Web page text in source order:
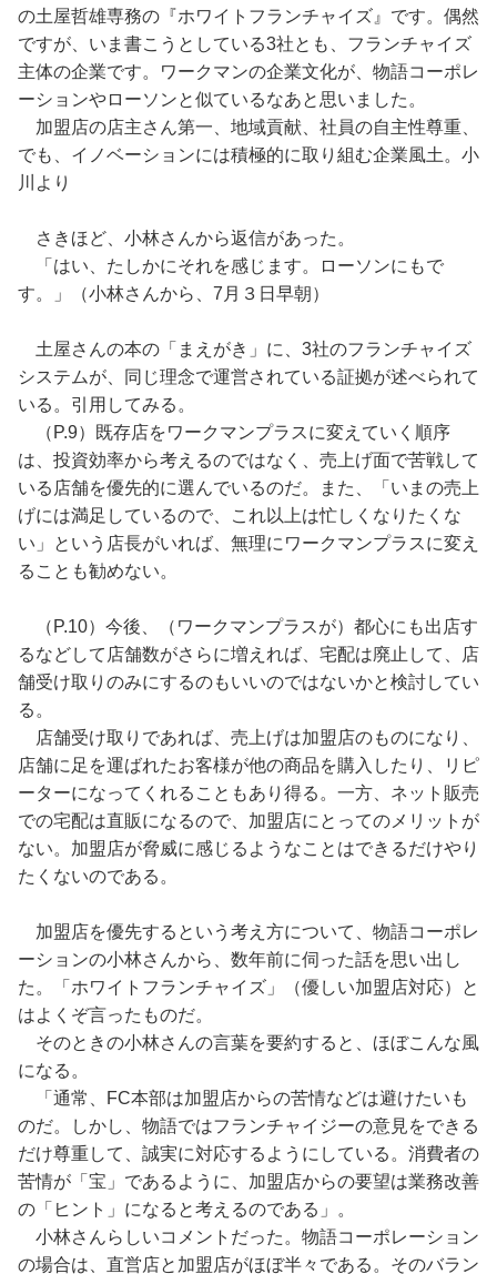
の土屋哲雄専務の『ホワイトフランチャイズ』です。偶然
ですが、いま書こうとしている3社とも、フランチャイズ
主体の企業です。ワークマンの企業文化が、物語コーポレ
ーションやローソンと似ているなあと思いました。
加盟店の店主さん第一、地域貢献、社員の自主性尊重、
でも、イノベーションには積極的に取り組む企業風土。小
川より
さきほど、小林さんから返信があった。
「はい、たしかにそれを感じます。ローソンにもで
す。」（小林さんから、7月３日早朝）
土屋さんの本の「まえがき」に、3社のフランチャイズ
システムが、同じ理念で運営されている証拠が述べられて
いる。引用してみる。
（P.9）既存店をワークマンプラスに変えていく順序
は、投資効率から考えるのではなく、売上げ面で苦戦して
いる店舗を優先的に選んでいるのだ。また、「いまの売上
げには満足しているので、これ以上は忙しくなりたくな
い」という店長がいれば、無理にワークマンプラスに変え
ることも勧めない。
（P.10）今後、（ワークマンプラスが）都心にも出店す
るなどして店舗数がさらに増えれば、宅配は廃止して、店
舗受け取りのみにするのもいいのではないかと検討してい
る。
店舗受け取りであれば、売上げは加盟店のものになり、
店舗に足を運ばれたお客様が他の商品を購入したり、リピ
ーターになってくれることもあり得る。一方、ネット販売
での宅配は直販になるので、加盟店にとってのメリットが
ない。加盟店が脅威に感じるようなことはできるだけやり
たくないのである。
加盟店を優先するという考え方について、物語コーポレ
ーションの小林さんから、数年前に伺った話を思い出し
た。「ホワイトフランチャイズ」（優しい加盟店対応）と
はよくぞ言ったものだ。
そのときの小林さんの言葉を要約すると、ほぼこんな風
になる。
「通常、FC本部は加盟店からの苦情などは避けたいも
のだ。しかし、物語ではフランチャイジーの意見をできる
だけ尊重して、誠実に対応するようにしている。消費者の
苦情が「宝」であるように、加盟店からの要望は業務改善
の「ヒント」になると考えるのである」。
小林さんらしいコメントだった。物語コーポレーション
の場合は、直営店と加盟店がほぼ半々である。そのバラン